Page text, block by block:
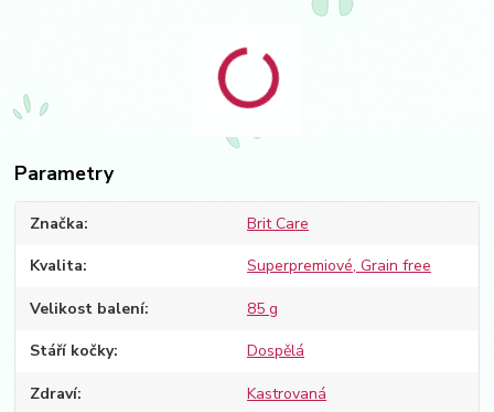
Parametry
Značka Brit Care
Kvalita Superpremiové, Grain free
Velikost balení 85 g
Stáří kočky Dospělá
Zdraví Kastrovaná